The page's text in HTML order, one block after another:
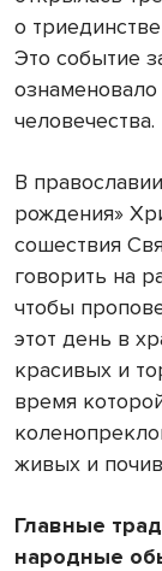
о
Это событие
человечества.
В
рождения»
сошествия
говорить на
чтобы
этот день в
красивых и
время
живых и
Главные
народные